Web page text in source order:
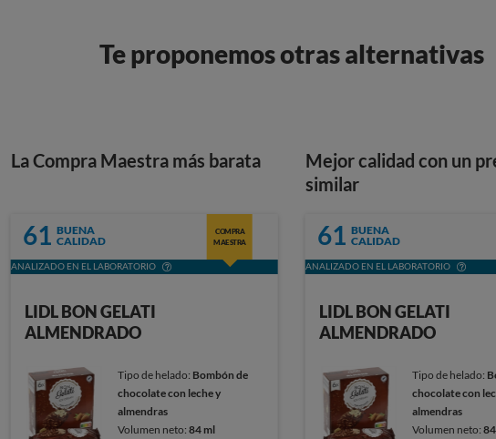
Te proponemos otras alternativas
La Compra Maestra más barata
61 BUENA
CALIDAD
COMPRA
MAESTRA
ANALIZADO EN EL LABORATORIO
LIDL BON GELATI
ALMENDRADO
Tipo de helado: Bombón de
chocolate con leche y
almendras
Volumen neto:84 ml
Mejor calidad con un
similar
61 BUENA
CALIDAD
ANALIZADO EN EL LABORATORIO
LIDL BON GELATI
ALMENDRADO
Tipo de helado:
chocolate con
almendras
Volumen neto: